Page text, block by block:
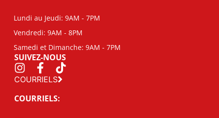
Lundi au Jeudi: 9AM - 7PM
Vendredi: 9AM - 8PM
Samedi et Dimanche: 9AM - 7PM
SUIVEZ-NOUS
COURRIELS
COURRIELS: